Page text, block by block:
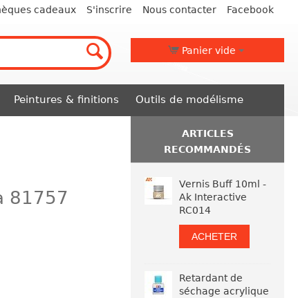
cadeaux S'inscrire Nous contacter Facebook
Panier vide
Peintures & finitions Outils de modélisme
81757
ARTICLES
RECOMMANDÉS
Vernis Buff 10ml -
Ak Interactive
RC014
ACHETER
Retardant de
séchage acrylique